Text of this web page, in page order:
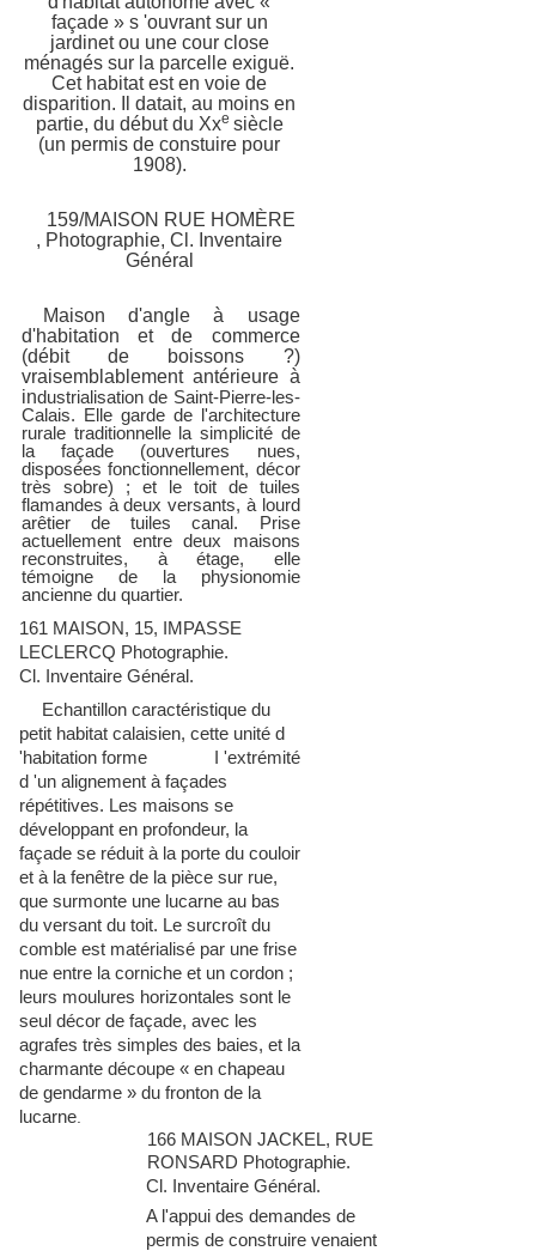
façade » s 'ouvrant sur un
jardinet ou une cour close
ménagés sur la parcelle exiguë.
Cet habitat est en voie de
disparition. Il datait, au moins en
partie, du début du Xx
siècle
(un permis deconstuire pour
1908).
159/MAISON RUE HOMÈRE
, Photographie, Cl. Inventaire
Général
Maison d'angle à usage
d'habitation et de commerce
(débit de boissons ?)
vraisemblablement antérieure à
industrialisation de Saint-Pierre-les-
Calais. Elle garde de l'architecture
rurale traditionnelle la simplicité de
la façade (ouvertures nues,
disposées fonctionnellement, décor
très sobre) ; et le toit de tuiles
flamandes à deux versants, à lourd
arêtier detuiles canal. Prise
actuellement entre deux maisons
reconstruites, à étage, elle
témoigne de la physionomie
ancienne du quartier.
161 MAISON, 15, IMPASSE
LECLERCQ Photographie.
Cl. Inventaire Général.
Echantillon caractéristique du
petit habitat calaisien, cette unité d
'habitation forme I 'extrémité
d 'un alignement à façades
répétitives. Les maisons se
développant en profondeur, la
façade se réduit à la porte du couloir
et à la fenêtre de la pièce sur rue,
que surmonte une lucarne au bas
du versant du toit. Le surcroît du
comble est matérialisé par une frise
nue entre la corniche et un cordon ;
leurs moulures horizontales sont le
seul décor de façade, avec les
agrafes très simples des baies, et la
charmante découpe «en chapeau
de gendarme » du fronton de la
lucarne.
166 MAISON JACKEL, RUE
RONSARD Photographie.
Cl. Inventaire Général.
A l'appui des demandes de
permis de construire venaient